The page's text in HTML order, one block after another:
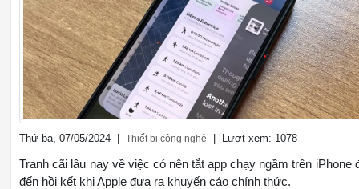
Thứ ba, 07/05/2024 |Thiết bị công nghệ | Lượt xem: 1078
Tranh cãi lâu nay về việc có nên tắt app chạy ngầm trên iPhone
đến hồi kết khi Apple đưa ra khuyến cáo chính thức.